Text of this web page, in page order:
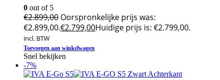
0 out of 5
€2.899,00 Oorspronkelijke prijs was:
€2.899,00.€2.799,00Huidige prijs is: €2.799,00.
incl. BTW
Toevoegen aan winkelwagen
Snel bekijken
-7%